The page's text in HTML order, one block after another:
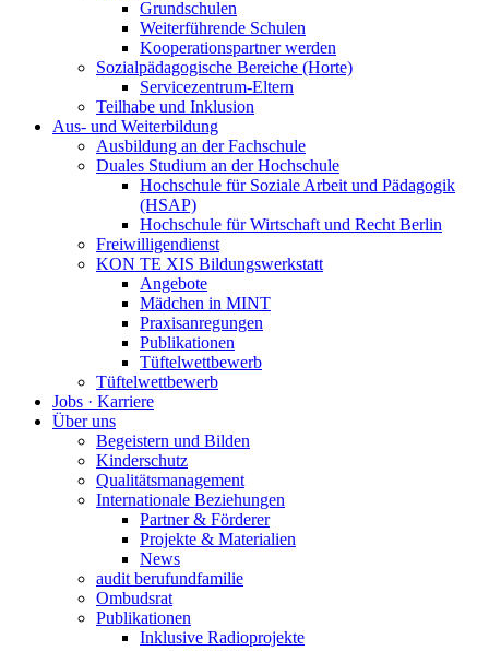
Grundschulen
Weiterführende Schulen
Kooperationspartner werden
Sozialpädagogische Bereiche (Horte)
Servicezentrum-Eltern
Teilhabe und Inklusion
Aus- und Weiterbildung
Ausbildung an der Fachschule
Duales Studium an der Hochschule
Hochschule für Soziale Arbeit und Pädagogik
(HSAP)
Hochschule für Wirtschaft und Recht Berlin
Freiwilligendienst
KON TE XIS Bildungswerkstatt
Angebote
Mädchen in MINT
Praxisanregungen
Publikationen
Tüftelwettbewerb
Tüftelwettbewerb
Jobs · Karriere
Über uns
Begeistern und Bilden
Kinderschutz
Qualitätsmanagement
Internationale Beziehungen
Partner & Förderer
Projekte & Materialien
News
audit berufundfamilie
Ombudsrat
Publikationen
Inklusive Radioprojekte